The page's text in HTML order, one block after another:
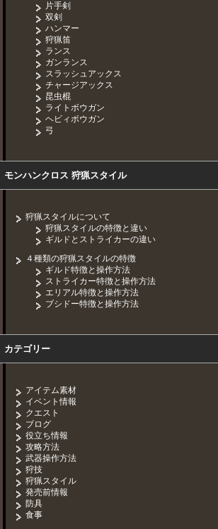
片手剣
双剣
ハンマー
狩猟笛
ランス
ガンランス
スラッシュアックス
チャージアックス
昆虫棍
ライトボウガン
ヘビィボウガン
弓
モンハンクロス 狩猟スタイル
狩猟スタイルについて
狩猟スタイルの特徴と違い
ギルドとストライカーの違い
４種類の狩猟スタイルの特徴
ギルド特徴と操作方法
ストライカー特徴と操作方法
エリアル特徴と操作方法
ブシドー特徴と操作方法
カテゴリー
アイテム素材
イベント情報
クエスト
ブログ
役立ち情報
攻略方法
武器操作方法
狩技
狩猟スタイル
発売前情報
防具
食事